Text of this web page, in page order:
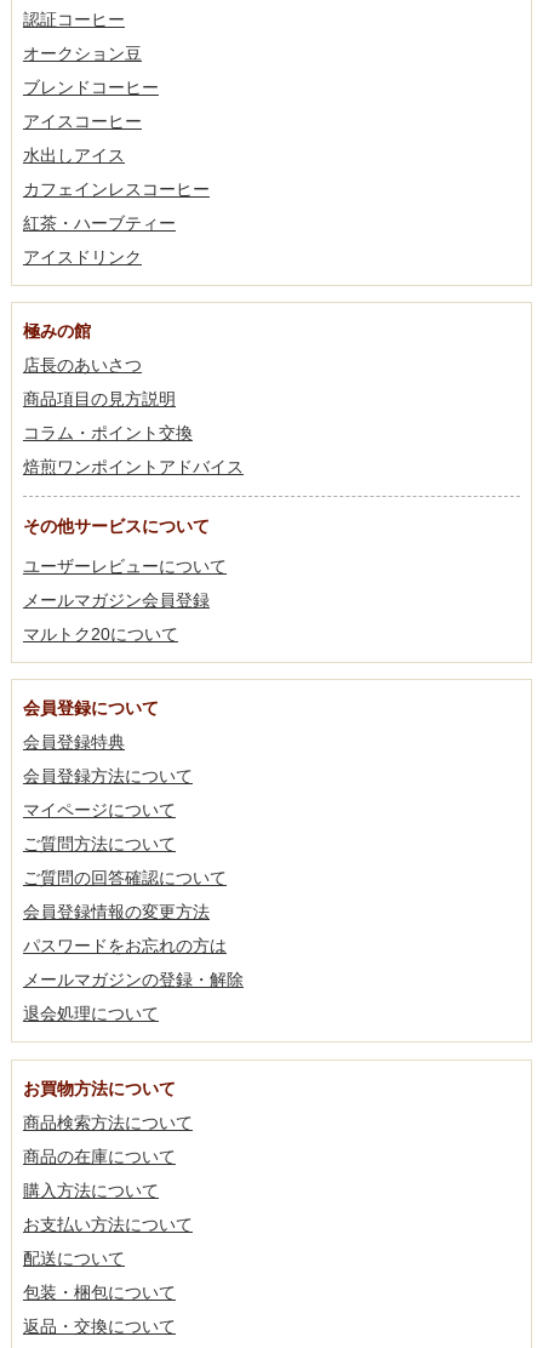
認証コーヒー
オークション豆
ブレンドコーヒー
アイスコーヒー
水出しアイス
カフェインレスコーヒー
紅茶・ハーブティー
アイスドリンク
極みの館
店長のあいさつ
商品項目の見方説明
コラム・ポイント交換
焙煎ワンポイントアドバイス
その他サービスについて
ユーザーレビューについて
メールマガジン会員登録
マルトク20について
会員登録について
会員登録特典
会員登録方法について
マイページについて
ご質問方法について
ご質問の回答確認について
会員登録情報の変更方法
パスワードをお忘れの方は
メールマガジンの登録・解除
退会処理について
お買物方法について
商品検索方法について
商品の在庫について
購入方法について
お支払い方法について
配送について
包装・梱包について
返品・交換について